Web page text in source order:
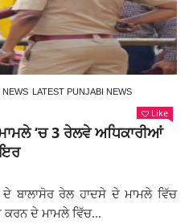
NEWS LATEST PUNJABI NEWS
Like
‘ਚ 3 ਰੇਲਵੇ ਅਧਿਕਾਰੀਆਂ
ਬਾਲਾਸੋਰ ਰੇਲ ਹਾਦਸੇ ਦੇ ਮਾਮਲੇ ਵਿੱਚ
ਦੇ ਮਾਮਲੇ ਵਿੱਚ...